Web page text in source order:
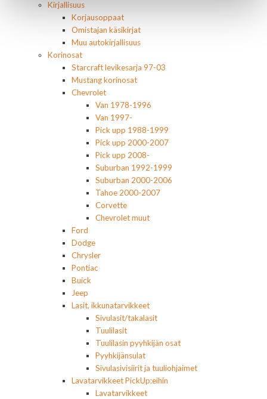
Kirjallisuus
Korjausoppaat
Omistajan käsikirjat
Muu autokirjallisuus
Korinosat
Starcraft levikesarja 97-03
Mustang korinosat
Chevrolet
Van 1978-1996
Van 1997-
Pick upp 1988-1999
Pick upp 2000-2007
Pick upp 2008-
Suburban 1992-1999
Suburban 2000-2006
Tahoe 2000-2007
Corvette
Chevrolet muut
Ford
Dodge
Chrysler
Pontiac
Buick
Jeep
Lasit, ikkunatarvikkeet
Sivulasit/takalasit
Tuulilasit
Tuulilasin pyyhkijän osat
Pyyhkijänsulat
Sivulasivisiirit ja tuuliohjaimet
Lavatarvikkeet PickUp:eihin
Lavatarvikkeet